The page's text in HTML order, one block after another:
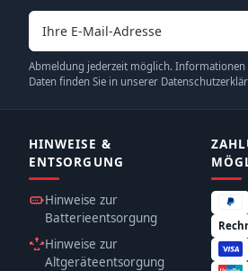
E-Mail-Adresse
Abmeldung jederzeit möglich.
Daten finden Sie in unserer
HINWEISE &
ENTSORGUNG
Hinweise zur
Batterieentsorgung
Hinweise zur
Altgeräteentsorgung